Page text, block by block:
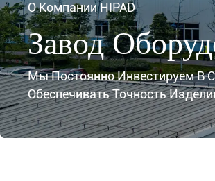
О Компании HIPAD
Завод
Мы Постоянно Инвестируем В
Обеспечивать Точность